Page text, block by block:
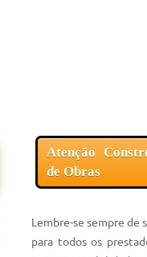
Atenção
de Obras
Lembre-se sempre de
para todos os